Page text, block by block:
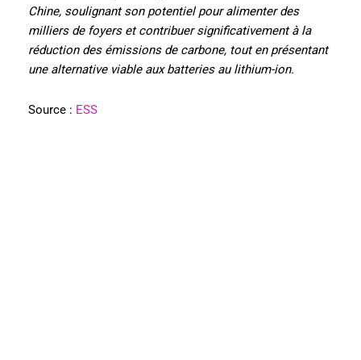
Chine, soulignant son potentiel pour alimenter des
milliers de foyers et contribuer significativement à la
réduction des émissions de carbone, tout en présentant
une alternative viable aux batteries au lithium-ion.
Source : ESS